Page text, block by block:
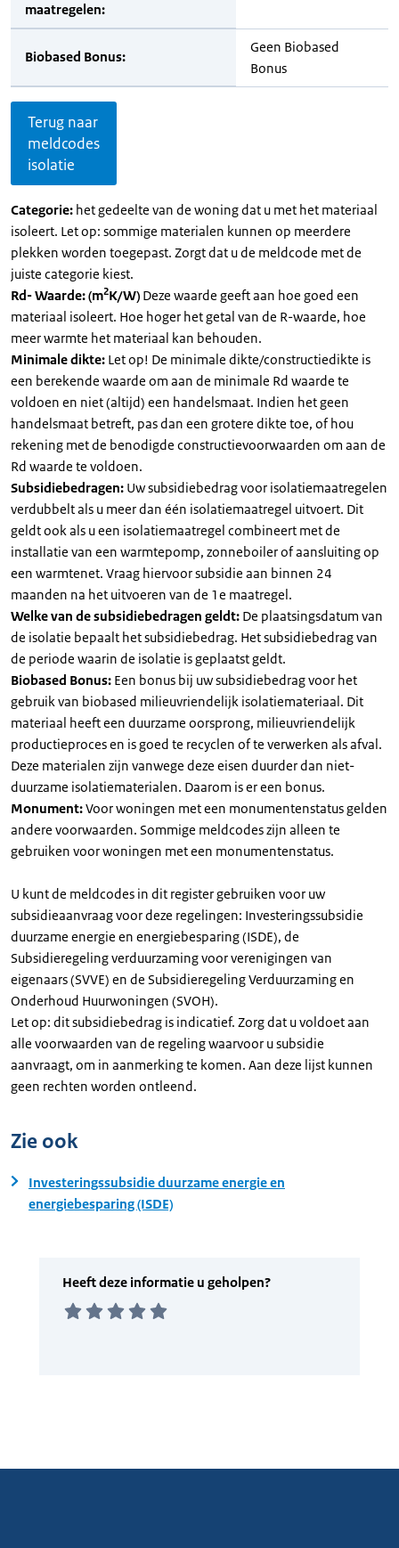
maatregelen:
Biobased Bonus:
Geen Biobased
Bonus
Terug naar
meldcodes
isolatie
Categorie: het gedeelte van de woning dat u met het materiaal
isoleert. Let op: sommige materialen kunnen op meerdere
plekken worden toegepast. Zorgt dat u de meldcode met de
juiste categorie kiest.
Rd- Waarde: (m2K/W) Deze waarde geeft aan hoe goed een
materiaal isoleert. Hoe hoger het getal van de R-waarde, hoe
meer warmte het materiaal kan behouden.
Minimale dikte: Let op! De minimale dikte/constructiedikte is
een berekende waarde om aan de minimale Rd waarde te
voldoen en niet (altijd) een handelsmaat. Indien het geen
handelsmaat betreft, pas dan een grotere dikte toe, of hou
rekening met de benodigde constructievoorwaarden om aan de
Rd waarde te voldoen.
Subsidiebedragen: Uw subsidiebedrag voor isolatiemaatregelen
verdubbelt als u meer dan één isolatiemaatregel uitvoert. Dit
geldt ook als u een isolatiemaatregel combineert met de
installatie van een warmtepomp, zonneboiler of aansluiting op
een warmtenet. Vraag hiervoor subsidie aan binnen 24
maanden na het uitvoeren van de 1e maatregel.
Welke van de subsidiebedragen geldt: De plaatsingsdatum van
de isolatie bepaalt het subsidiebedrag. Het subsidiebedrag van
de periode waarin de isolatie is geplaatst geldt.
Biobased Bonus: Een bonus bij uw subsidiebedrag voor het
gebruik van biobased milieuvriendelijk isolatiemateriaal. Dit
materiaal heeft een duurzame oorsprong, milieuvriendelijk
productieproces en is goed te recyclen of te verwerken als afval.
Deze materialen zijn vanwege deze eisen duurder dan niet-
duurzame isolatiematerialen. Daarom is er een bonus.
Monument:Voor woningen met een monumentenstatus gelden
andere voorwaarden. Sommige meldcodes zijn alleen te
gebruiken voor woningen met een monumentenstatus.
U kunt de meldcodes in dit register gebruiken voor uw
subsidieaanvraag voor deze regelingen: Investeringssubsidie
duurzame energie en energiebesparing (ISDE), de
Subsidieregeling verduurzaming voor verenigingen van
eigenaars (SVVE) en de Subsidieregeling Verduurzaming en
Onderhoud Huurwoningen (SVOH).
Let op: dit subsidiebedrag is indicatief. Zorg dat u voldoet aan
alle voorwaarden van de regeling waarvoor u subsidie
aanvraagt, om in aanmerking te komen. Aan deze lijst kunnen
geen rechten worden ontleend.
Zie ook
Investeringssubsidie duurzame energie en
energiebesparing (ISDE)